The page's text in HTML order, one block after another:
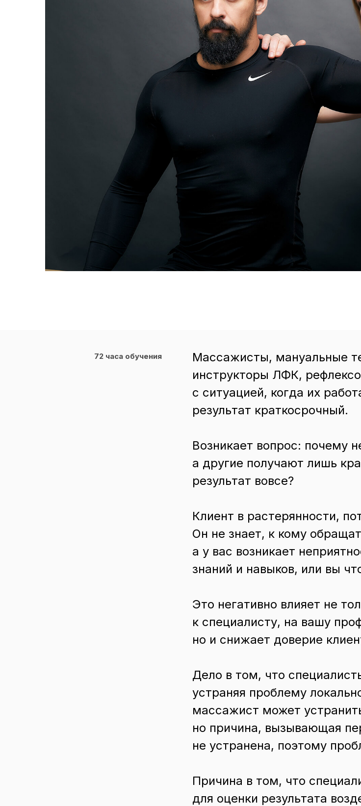
72 часа обучения
Массажисты, мануальные
инструкторы ЛФК,
с ситуацией, когда их
результат краткосрочный.
Возникает вопрос: почему
а другие получают лишь
результат вовсе?
Клиент в растерянности,
Он не знает, к кому
а у вас возникает
знаний и навыков, или вы
Это негативно влияет не
к специалисту, на вашу
но и снижает доверие
Дело в том, что
устраняя проблему
массажист может
но причина, вызывающая
не устранена, поэтому
Причина в том, что
для оценки результата